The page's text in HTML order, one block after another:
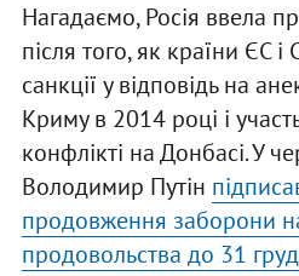
Нагадаємо, Росія ввела
після того, як країни ЄС
санкції у відповідь на
Криму в 2014 році і
конфлікті на Донбасі. У
Володимир Путін
продовження заборони
продовольства до 31